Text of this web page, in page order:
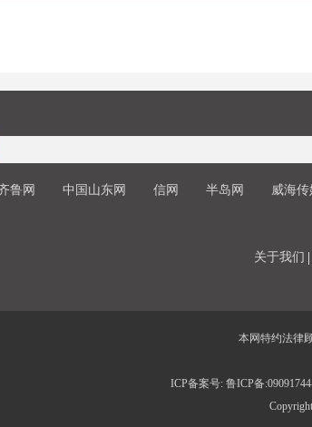
鲁网 中国山东网 信网 半岛网 威海传
关于我们
本网特约法律
ICP备案号: 鲁ICP备